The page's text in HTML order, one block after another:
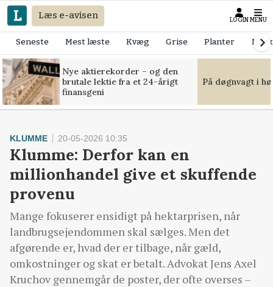
Læs e-avisen LOGIN MENU
Seneste Mest læste Kvæg Grise Planter
Nye aktierekorder – og den
brutale lektie fra et 24-årigt
finansgeni
På døgnvagt i
KLUMME 20-05-2026 10:35
Klumme: Derfor kan en
millionhandel give et skuffende
provenu
Mange fokuserer ensidigt på hektarprisen, når
landbrugsejendommen skal sælges. Men det
afgørende er, hvad der er tilbage, når gæld,
omkostninger og skat er betalt. Advokat Jens Axel
Kruchov gennemgår de poster, der ofte overses –